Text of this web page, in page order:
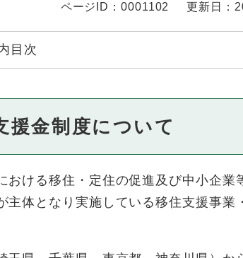
ページID：0001102 更新日：
目次
援金制度について
ける移住・定住の促進及び中小企業
主体となり実施している移住支援事業